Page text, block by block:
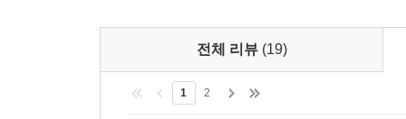
전체 리뷰 (19)
1 2